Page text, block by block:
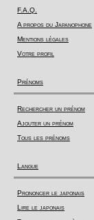
F.A.Q.
A propos du Japanophone
Mentions légales
Votre profil
Prénoms
Rechercher un prénom
Ajouter un prénom
Tous les prénoms
Langue
Prononcer le japonais
Lire le japonais